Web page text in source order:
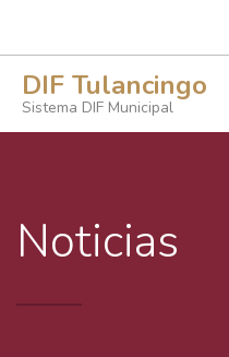
DIF Tulancingo
Sistema DIF Municipal
Noticias